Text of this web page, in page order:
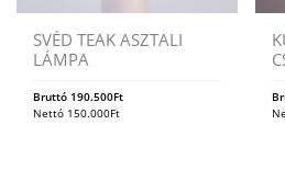
SVÉD TEAK ASZTALI
LÁMPA
Bruttó 190.500Ft
Nettó 150.000Ft